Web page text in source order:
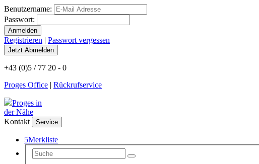
Benutzername:
Passwort:
Registrieren | Passwort vergessen
+43 (0)5 / 77 20 - 0
Proges Office | Rückrufservice
Proges in
der Nähe
Kontakt
Service
5Merkliste